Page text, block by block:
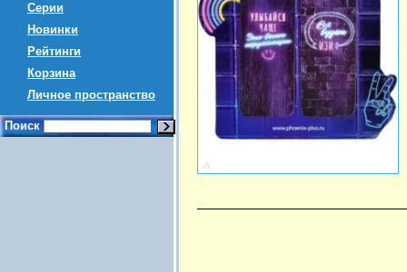
Серии
Новинки
Рейтинги
Корзина
Личное пространство
Поиск